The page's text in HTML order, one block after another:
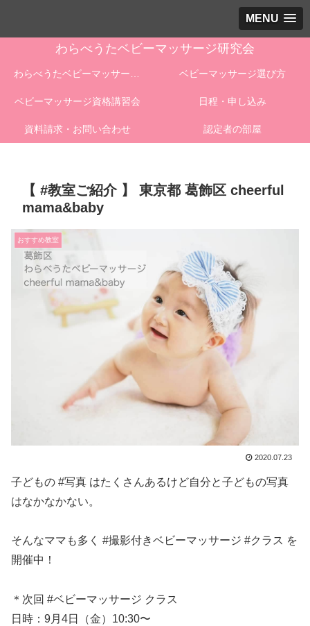
MENU
わらべうたベビーマッサージ研究会
ベビーマッサージ選び方
ベビーマッサージ資格講習会 日程・申し込み
資料請求・お問い合わせ 認定者の部屋
【 #教室ご紹介 】 東京都 葛飾区 cheerful
mama&baby
おすすめ教室
2020.07.23
子どもの #写真 はたくさんあるけど自分と子どもの写真
はなかなかない。
そんなママも多く #撮影付きベビーマッサージ #クラス を
開催中！
＊次回 #ベビーマッサージ クラス
日時：9月4日（金）10:30〜